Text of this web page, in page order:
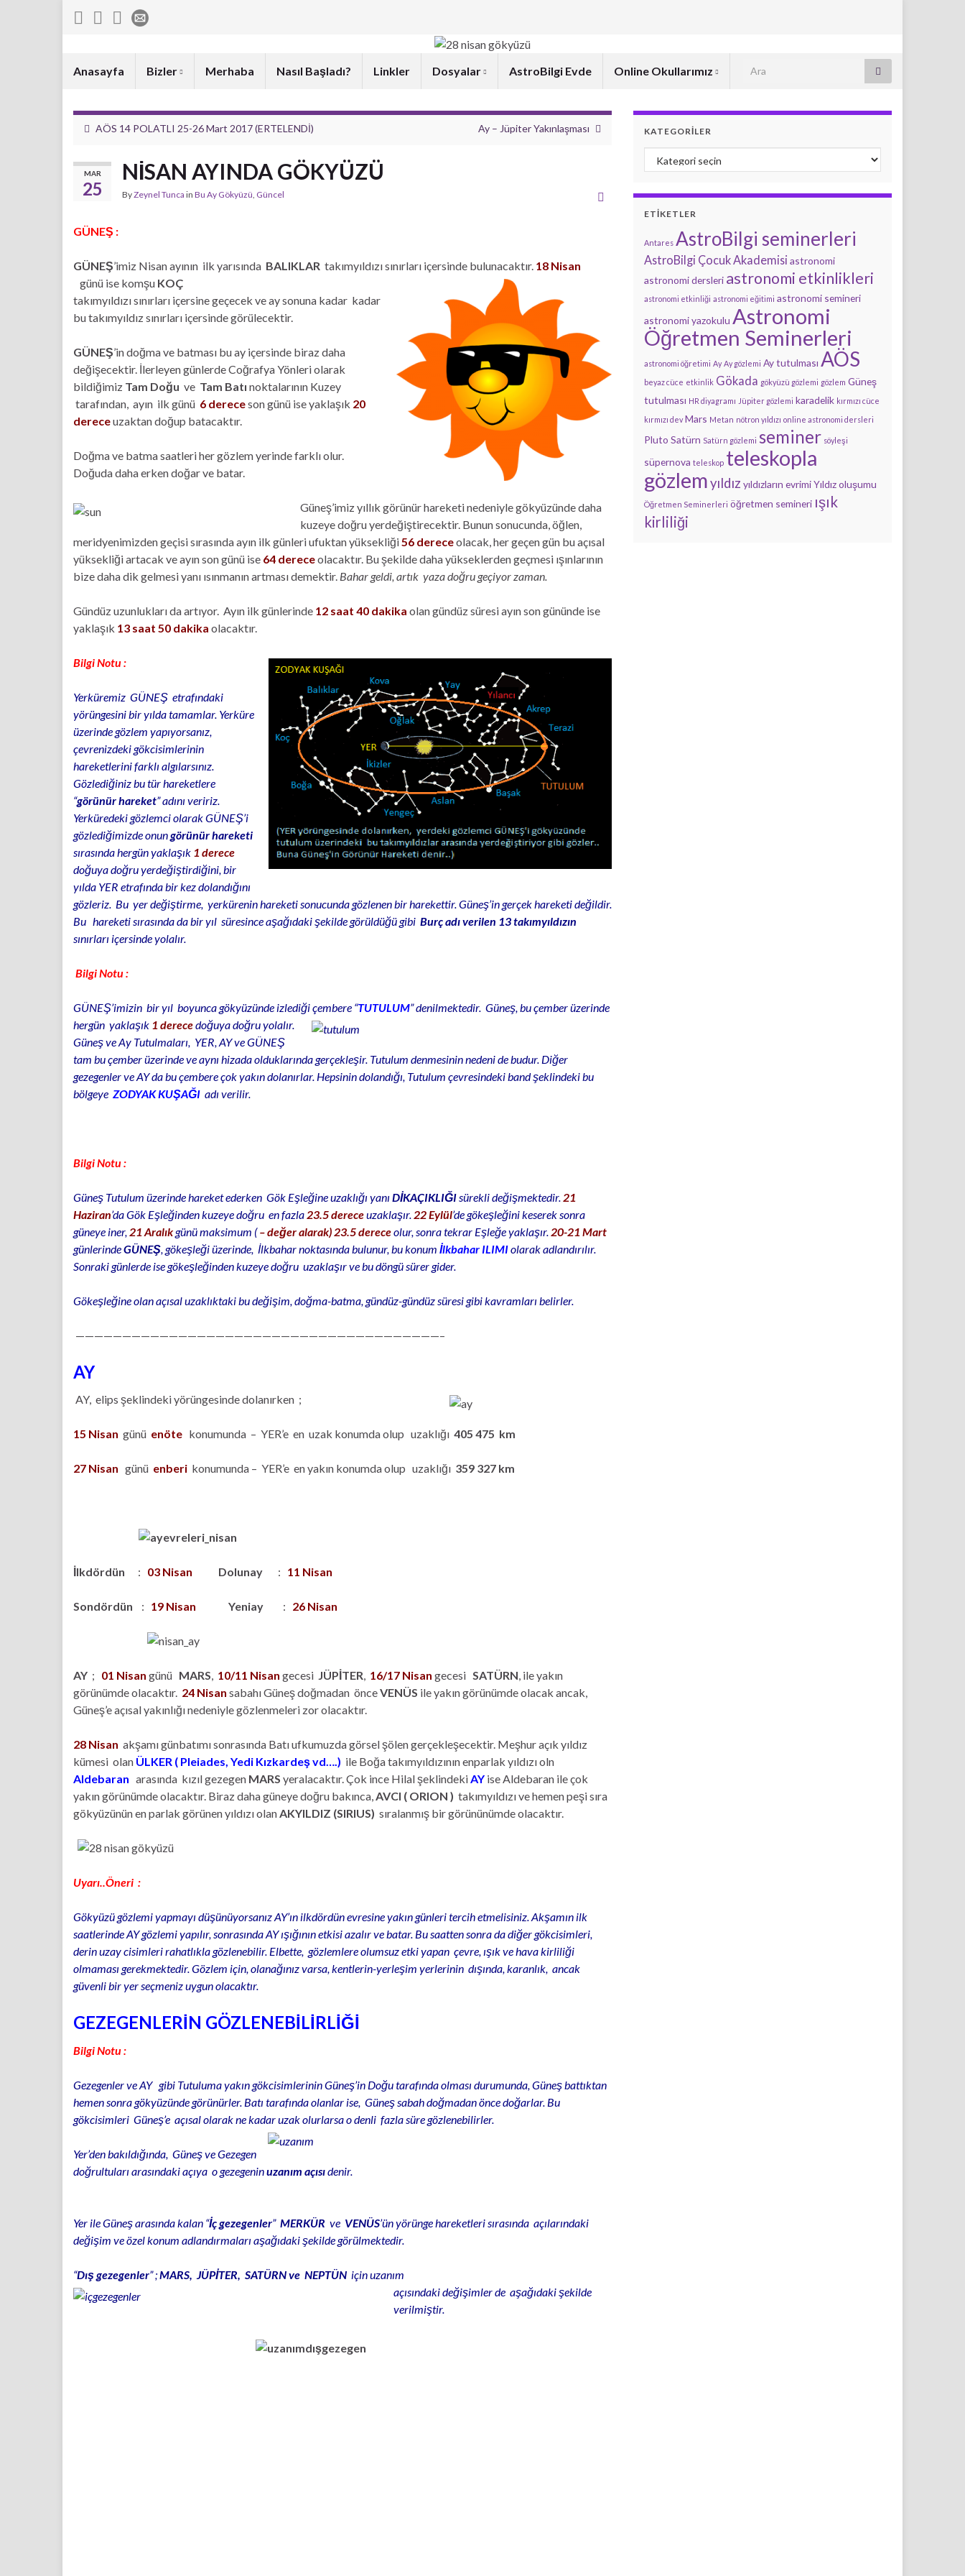
Anasayfa Bizler Merhaba Nasıl Başladı? Linkler Dosyalar AstroBilgi Evde Online Okullarımız Search for:
AÖS 14 POLATLI 25-26 Mart 2017 (ERTELENDİ) Ay – Jüpiter Yakınlaşması
MAR
25
NİSAN AYINDA GÖKYÜZÜ
ByZeynel Tunca in Bu Ay Gökyüzü Güncel
GÜNEŞ :
GÜNEŞ’imiz Nisan ayının ilk yarısında BALIKLAR takımyıldızı sınırları içersinde bulunacaktır. 18 Nisan
günü ise komşu KOÇ
takımyıldızı sınırları içersine geçecek ve ay sonuna kadar kadar
bu takımyıldız sınırları içersinde görülecektir.
GÜNEŞ’in doğma ve batması bu ay içersinde biraz daha
değişecektir. İlerleyen günlerde Coğrafya Yönleri olarak
bildiğimiz Tam Doğu ve Tam Batı noktalarının Kuzey
tarafından, ayın ilk günü 6 dereceson günü ise yaklaşık 20
dereceuzaktan doğup batacaktır.
Doğma ve batma saatleri her gözlem yerinde farklı olur.
Doğuda daha erken doğar ve batar.
Güneş’imiz yıllık görünür hareketi nedeniyle gökyüzünde daha
kuzeye doğru yerdeğiştirecektir. Bunun sonucunda, öğlen,
meridyenimizden geçisi sırasında ayın ilk günleri ufuktan yüksekliği56 dereceolacak, her geçen gün bu açısal
yüksekliği artacak ve ayın son günü ise 64 dereceolacaktır. Bu şekilde daha yükseklerden geçmesi ışınlarının
bize daha dik gelmesi yanı ısınmanın artması demektir. Bahar geldi, artık yaza doğru geçiyor zaman.
Gündüz uzunlukları da artıyor. Ayın ilk günlerinde 12 saat 40 dakika olan gündüz süresi ayın son gününde ise
yaklaşık 13 saat 50 dakika olacaktır.
Bilgi Notu :
Yerküremiz GÜNEŞ etrafındaki
yörüngesini bir yılda tamamlar. Yerküre
üzerinde gözlem yapıyorsanız,
çevrenizdeki gökcisimlerinin
hareketlerini farklı algılarsınız.
Gözlediğiniz bu tür hareketlere
“görünür hareket” adını veririz.
Yerküredeki gözlemci olarak GÜNEŞ’i
gözlediğimizde onungörünür hareketi
sırasında hergün yaklaşık 1 derece
doğuya doğru yerdeğiştirdiğini, bir
yılda YER etrafında bir kez dolandığını
gözleriz. Bu yer değiştirme, yerkürenin hareketi sonucunda gözlenen bir harekettir. Güneş’in gerçek hareketi değildir.
Bu hareketi sırasında da bir yıl süresince aşağıdaki şekilde görüldüğü gibi Burç adı verilen 13 takımyıldızın
sınırları içersinde yolalır.
Bilgi Notu :
GÜNEŞ’imizin bir yıl boyunca gökyüzünde izlediği çembere “TUTULUM” denilmektedir. Güneş, bu çember üzerinde
hergün yaklaşık 1 derecedoğuya doğru yolalır.
Güneş ve Ay Tutulmaları, YER, AY ve GÜNEŞ
tam bu çember üzerinde ve aynı hizada olduklarında gerçekleşir. Tutulum denmesinin nedeni de budur. Diğer
gezegenler ve AY da bu çembere çok yakın dolanırlar. Hepsinin dolandığı, Tutulum çevresindeki band şeklindeki bu
bölgeye ZODYAK KUŞAĞI adı verilir.
Bilgi Notu :
Güneş Tutulum üzerinde hareket ederken Gök Eşleğine uzaklığı yanı DİKAÇIKLIĞIsürekli değişmektedir.21
Haziran’da Gök Eşleğinden kuzeye doğru en fazla23.5 dereceuzaklaşır.22 Eylül’de gökeşleğini keserek sonra
güneye iner,21 Aralıkgünü maksimum (– değer alarak) 23.5 dereceolur, sonra tekrar Eşleğe yaklaşır.20-21 Mart
günlerindeGÜNEŞ, gökeşleği üzerinde, İlkbahar noktasında bulunur, bu konum İlkbahar ILIMIolarak adlandırılır.
Sonraki günlerde ise gökeşleğinden kuzeye doğru uzaklaşır ve bu döngü sürer gider.
Gökeşleğine olan açısal uzaklıktaki bu değişim, doğma-batma, gündüz-gündüz süresi gibi kavramları belirler.
———————————————————————————————————————–
AY
AY, elips şeklindeki yörüngesinde dolanırken ;
15 Nisan günü enöte konumunda – YER’e en uzak konumda olup uzaklığı 405 475 km
27 Nisan günü enberi konumunda – YER’e en yakın konumda olup uzaklığı 359 327 km
İlkdördün : 03 Nisan Dolunay : 11 Nisan
Sondördün : 19 Nisan Yeniay : 26 Nisan
AY ; 01 Nisan günü MARS, 10/11 Nisan gecesi JÜPİTER, 16/17 Nisan gecesi SATÜRN, ile yakın
görünümde olacaktır. 24 Nisan sabahı Güneş doğmadan önceVENÜS ile yakın görünümde olacak ancak,
Güneş’e açısal yakınlığı nedeniyle gözlenmeleri zor olacaktır.
28 Nisan akşamı günbatımı sonrasında Batı ufkumuzda görsel şölen gerçekleşecektir. Meşhur açık yıldız
kümesi olan ÜLKER ( Pleiades, Yedi Kızkardeş vd….) ile Boğa takımyıldızının enparlak yıldızı oln
Aldebaran arasında kızıl gezegen MARS yeralacaktır. Çok ince Hilal şeklindekiAY ise Aldebaran ile çok
yakın görünümde olacaktır. Biraz daha güneye doğru bakınca,AVCI ( ORION ) takımyıldızı ve hemen peşi sıra
gökyüzünün en parlak görünen yıldızı olanAKYILDIZ (SIRIUS) sıralanmış bir görününümde olacaktır.
Uyarı..Öneri :
Gökyüzü gözlemi yapmayı düşünüyorsanız AY’ın ilkdördün evresine yakın günleri tercih etmelisiniz. Akşamın ilk
saatlerinde AY gözlemi yapılır, sonrasında AY ışığının etkisi azalır ve batar. Bu saatten sonra da diğer gökcisimleri,
derin uzay cisimleri rahatlıkla gözlenebilir. Elbette, gözlemlere olumsuz etki yapan çevre, ışık ve hava kirliliği
olmaması gerekmektedir. Gözlem için, olanağınız varsa, kentlerin-yerleşim yerlerinin dışında, karanlık, ancak
güvenli bir yer seçmeniz uygun olacaktır.
GEZEGENLERİN GÖZLENEBİLİRLİĞİ
Bilgi Notu :
Gezegenler ve AY gibi Tutuluma yakın gökcisimlerinin Güneş’in Doğu tarafında olması durumunda, Güneş battıktan
hemen sonra gökyüzünde görünürler. Batı tarafında olanlar ise, Güneş sabah doğmadan önce doğarlar. Bu
gökcisimleri Güneş’e açısal olarak ne kadar uzak olurlarsa o denli fazla süre gözlenebilirler.
Yer’den bakıldığında, Güneş ve Gezegen
doğrultuları arasındaki açıya o gezegeninuzanım açısıdenir.
Yer ile Güneş arasında kalan “İç gezegenler” MERKÜR ve VENÜS’ün yörünge hareketleri sırasında açılarındaki
değişim ve özel konum adlandırmaları aşağıdaki şekilde görülmektedir.
“Dış gezegenler” ;MARS, JÜPİTER, SATÜRN ve NEPTÜN için uzanım
açısındaki değişimler de aşağıdaki şekilde
verilmiştir.
KATEGORILER
Kategoriler
ETIKETLER
Antares AstroBilgi seminerleri
AstroBilgi Çocuk Akademisi astronomi
astronomi dersleri astronomi etkinlikleri
astronomi etkinliği astronomi eğitimi astronomi semineri
astronomi yazokulu Astronomi
Öğretmen Seminerleri
astronomi öğretimi Ay Ay gözlemi Ay tutulması AÖS
beyaz cüce etkinlik Gökada gökyüzü gözlemi gözlem Güneş
tutulması HR diyagramı Jüpiter gözlemi karadelik kırmızı cüce
kırmızı dev Mars Metan nötron yıldızı online astronomi dersleri
Pluto Satürn Satürn gözlemi seminer söyleşi
süpernova teleskop teleskopla
gözlemyıldız yıldızların evrimiYıldız oluşumu
Öğretmen Seminerleri öğretmen semineri ışık
kirliliği